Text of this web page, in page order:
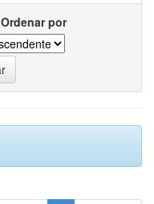
Ordenar por